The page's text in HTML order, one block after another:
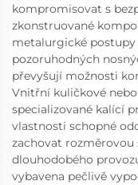
kompromisovat s
zkonstruované
metalurgické postupy
pozoruhodných
převyšují možnosti
Vnitřní kuličkové
specializované kalící
vlastnosti schopné
zachovat
dlouhodobého
vybavena pečlivě